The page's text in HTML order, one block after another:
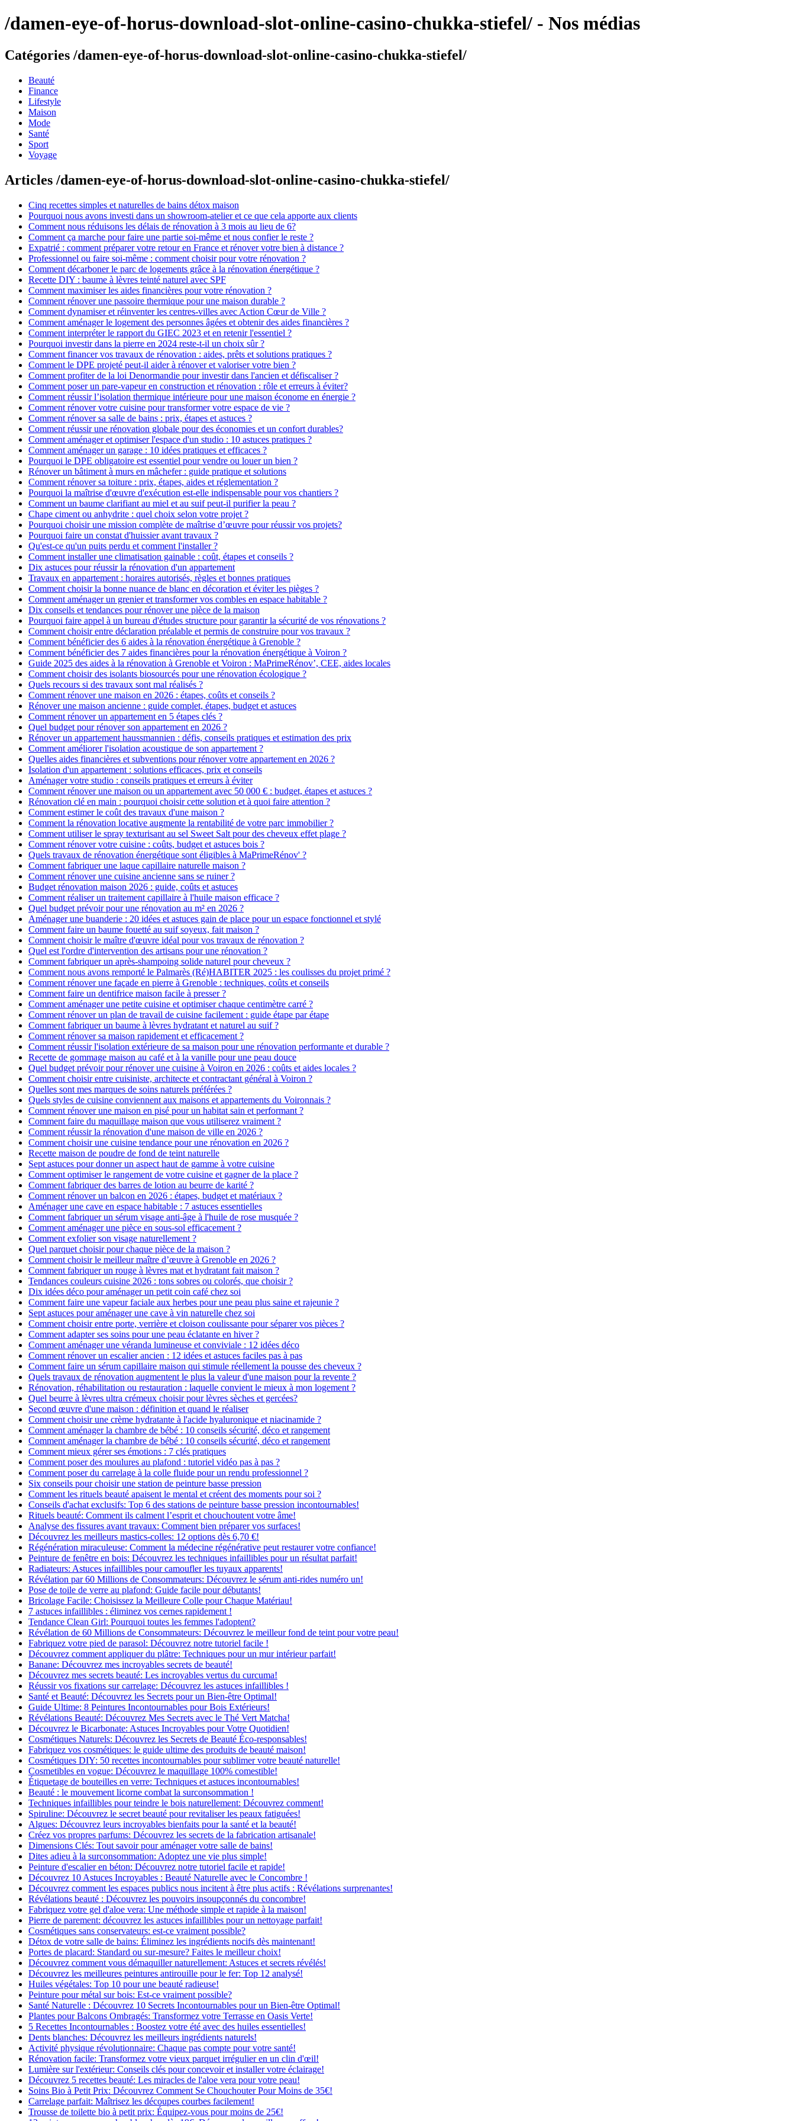
/damen-eye-of-horus-download-slot-online-casino-chukka-stiefel/ - Nos médias
Catégories /damen-eye-of-horus-download-slot-online-casino-chukka-stiefel/
Beauté
Finance
Lifestyle
Maison
Mode
Santé
Sport
Voyage
Articles /damen-eye-of-horus-download-slot-online-casino-chukka-stiefel/
Cinq recettes simples et naturelles de bains détox maison
Pourquoi nous avons investi dans un showroom-atelier et ce que cela apporte aux clients
Comment nous réduisons les délais de rénovation à 3 mois au lieu de 6?
Comment ça marche pour faire une partie soi-même et nous confier le reste ?
Expatrié : comment préparer votre retour en France et rénover votre bien à distance ?
Professionnel ou faire soi-même : comment choisir pour votre rénovation ?
Comment décarboner le parc de logements grâce à la rénovation énergétique ?
Recette DIY : baume à lèvres teinté naturel avec SPF
Comment maximiser les aides financières pour votre rénovation ?
Comment rénover une passoire thermique pour une maison durable ?
Comment dynamiser et réinventer les centres-villes avec Action Cœur de Ville ?
Comment aménager le logement des personnes âgées et obtenir des aides financières ?
Comment interpréter le rapport du GIEC 2023 et en retenir l'essentiel ?
Pourquoi investir dans la pierre en 2024 reste-t-il un choix sûr ?
Comment financer vos travaux de rénovation : aides, prêts et solutions pratiques ?
Comment le DPE projeté peut-il aider à rénover et valoriser votre bien ?
Comment profiter de la loi Denormandie pour investir dans l'ancien et défiscaliser ?
Comment poser un pare-vapeur en construction et rénovation : rôle et erreurs à éviter?
Comment réussir l’isolation thermique intérieure pour une maison économe en énergie ?
Comment rénover votre cuisine pour transformer votre espace de vie ?
Comment rénover sa salle de bains : prix, étapes et astuces ?
Comment réussir une rénovation globale pour des économies et un confort durables?
Comment aménager et optimiser l'espace d'un studio : 10 astuces pratiques ?
Comment aménager un garage : 10 idées pratiques et efficaces ?
Pourquoi le DPE obligatoire est essentiel pour vendre ou louer un bien ?
Rénover un bâtiment à murs en mâchefer : guide pratique et solutions
Comment rénover sa toiture : prix, étapes, aides et réglementation ?
Pourquoi la maîtrise d'œuvre d'exécution est-elle indispensable pour vos chantiers ?
Comment un baume clarifiant au miel et au suif peut-il purifier la peau ?
Chape ciment ou anhydrite : quel choix selon votre projet ?
Pourquoi choisir une mission complète de maîtrise d’œuvre pour réussir vos projets?
Pourquoi faire un constat d'huissier avant travaux ?
Qu'est-ce qu'un puits perdu et comment l'installer ?
Comment installer une climatisation gainable : coût, étapes et conseils ?
Dix astuces pour réussir la rénovation d'un appartement
Travaux en appartement : horaires autorisés, règles et bonnes pratiques
Comment choisir la bonne nuance de blanc en décoration et éviter les pièges ?
Comment aménager un grenier et transformer vos combles en espace habitable ?
Dix conseils et tendances pour rénover une pièce de la maison
Pourquoi faire appel à un bureau d'études structure pour garantir la sécurité de vos rénovations ?
Comment choisir entre déclaration préalable et permis de construire pour vos travaux ?
Comment bénéficier des 6 aides à la rénovation énergétique à Grenoble ?
Comment bénéficier des 7 aides financières pour la rénovation énergétique à Voiron ?
Guide 2025 des aides à la rénovation à Grenoble et Voiron : MaPrimeRénov’, CEE, aides locales
Comment choisir des isolants biosourcés pour une rénovation écologique ?
Quels recours si des travaux sont mal réalisés ?
Comment rénover une maison en 2026 : étapes, coûts et conseils ?
Rénover une maison ancienne : guide complet, étapes, budget et astuces
Comment rénover un appartement en 5 étapes clés ?
Quel budget pour rénover son appartement en 2026 ?
Rénover un appartement haussmannien : défis, conseils pratiques et estimation des prix
Comment améliorer l'isolation acoustique de son appartement ?
Quelles aides financières et subventions pour rénover votre appartement en 2026 ?
Isolation d'un appartement : solutions efficaces, prix et conseils
Aménager votre studio : conseils pratiques et erreurs à éviter
Comment rénover une maison ou un appartement avec 50 000 € : budget, étapes et astuces ?
Rénovation clé en main : pourquoi choisir cette solution et à quoi faire attention ?
Comment estimer le coût des travaux d'une maison ?
Comment la rénovation locative augmente la rentabilité de votre parc immobilier ?
Comment utiliser le spray texturisant au sel Sweet Salt pour des cheveux effet plage ?
Comment rénover votre cuisine : coûts, budget et astuces bois ?
Quels travaux de rénovation énergétique sont éligibles à MaPrimeRénov' ?
Comment fabriquer une laque capillaire naturelle maison ?
Comment rénover une cuisine ancienne sans se ruiner ?
Budget rénovation maison 2026 : guide, coûts et astuces
Comment réaliser un traitement capillaire à l'huile maison efficace ?
Quel budget prévoir pour une rénovation au m² en 2026 ?
Aménager une buanderie : 20 idées et astuces gain de place pour un espace fonctionnel et stylé
Comment faire un baume fouetté au suif soyeux, fait maison ?
Comment choisir le maître d'œuvre idéal pour vos travaux de rénovation ?
Quel est l'ordre d'intervention des artisans pour une rénovation ?
Comment fabriquer un après-shampoing solide naturel pour cheveux ?
Comment nous avons remporté le Palmarès (Ré)HABITER 2025 : les coulisses du projet primé ?
Comment rénover une façade en pierre à Grenoble : techniques, coûts et conseils
Comment faire un dentifrice maison facile à presser ?
Comment aménager une petite cuisine et optimiser chaque centimètre carré ?
Comment rénover un plan de travail de cuisine facilement : guide étape par étape
Comment fabriquer un baume à lèvres hydratant et naturel au suif ?
Comment rénover sa maison rapidement et efficacement ?
Comment réussir l'isolation extérieure de sa maison pour une rénovation performante et durable ?
Recette de gommage maison au café et à la vanille pour une peau douce
Quel budget prévoir pour rénover une cuisine à Voiron en 2026 : coûts et aides locales ?
Comment choisir entre cuisiniste, architecte et contractant général à Voiron ?
Quelles sont mes marques de soins naturels préférées ?
Quels styles de cuisine conviennent aux maisons et appartements du Voironnais ?
Comment rénover une maison en pisé pour un habitat sain et performant ?
Comment faire du maquillage maison que vous utiliserez vraiment ?
Comment réussir la rénovation d'une maison de ville en 2026 ?
Comment choisir une cuisine tendance pour une rénovation en 2026 ?
Recette maison de poudre de fond de teint naturelle
Sept astuces pour donner un aspect haut de gamme à votre cuisine
Comment optimiser le rangement de votre cuisine et gagner de la place ?
Comment fabriquer des barres de lotion au beurre de karité ?
Comment rénover un balcon en 2026 : étapes, budget et matériaux ?
Aménager une cave en espace habitable : 7 astuces essentielles
Comment fabriquer un sérum visage anti-âge à l'huile de rose musquée ?
Comment aménager une pièce en sous-sol efficacement ?
Comment exfolier son visage naturellement ?
Quel parquet choisir pour chaque pièce de la maison ?
Comment choisir le meilleur maître d’œuvre à Grenoble en 2026 ?
Comment fabriquer un rouge à lèvres mat et hydratant fait maison ?
Tendances couleurs cuisine 2026 : tons sobres ou colorés, que choisir ?
Dix idées déco pour aménager un petit coin café chez soi
Comment faire une vapeur faciale aux herbes pour une peau plus saine et rajeunie ?
Sept astuces pour aménager une cave à vin naturelle chez soi
Comment choisir entre porte, verrière et cloison coulissante pour séparer vos pièces ?
Comment adapter ses soins pour une peau éclatante en hiver ?
Comment aménager une véranda lumineuse et conviviale : 12 idées déco
Comment rénover un escalier ancien : 12 idées et astuces faciles pas à pas
Comment faire un sérum capillaire maison qui stimule réellement la pousse des cheveux ?
Quels travaux de rénovation augmentent le plus la valeur d'une maison pour la revente ?
Rénovation, réhabilitation ou restauration : laquelle convient le mieux à mon logement ?
Quel beurre à lèvres ultra crémeux choisir pour lèvres sèches et gercées?
Second œuvre d'une maison : définition et quand le réaliser
Comment choisir une crème hydratante à l'acide hyaluronique et niacinamide ?
Comment aménager la chambre de bébé : 10 conseils sécurité, déco et rangement
Comment aménager la chambre de bébé : 10 conseils sécurité, déco et rangement
Comment mieux gérer ses émotions : 7 clés pratiques
Comment poser des moulures au plafond : tutoriel vidéo pas à pas ?
Comment poser du carrelage à la colle fluide pour un rendu professionnel ?
Six conseils pour choisir une station de peinture basse pression
Comment les rituels beauté apaisent le mental et créent des moments pour soi ?
Conseils d'achat exclusifs: Top 6 des stations de peinture basse pression incontournables!
Rituels beauté: Comment ils calment l’esprit et chouchoutent votre âme!
Analyse des fissures avant travaux: Comment bien préparer vos surfaces!
Découvrez les meilleurs mastics-colles: 12 options dès 6,70 €!
Régénération miraculeuse: Comment la médecine régénérative peut restaurer votre confiance!
Peinture de fenêtre en bois: Découvrez les techniques infaillibles pour un résultat parfait!
Radiateurs: Astuces infaillibles pour camoufler les tuyaux apparents!
Révélation par 60 Millions de Consommateurs: Découvrez le sérum anti-rides numéro un!
Pose de toile de verre au plafond: Guide facile pour débutants!
Bricolage Facile: Choisissez la Meilleure Colle pour Chaque Matériau!
7 astuces infaillibles : éliminez vos cernes rapidement !
Tendance Clean Girl: Pourquoi toutes les femmes l'adoptent?
Révélation de 60 Millions de Consommateurs: Découvrez le meilleur fond de teint pour votre peau!
Fabriquez votre pied de parasol: Découvrez notre tutoriel facile !
Découvrez comment appliquer du plâtre: Techniques pour un mur intérieur parfait!
Banane: Découvrez mes incroyables secrets de beauté!
Découvrez mes secrets beauté: Les incroyables vertus du curcuma!
Réussir vos fixations sur carrelage: Découvrez les astuces infaillibles !
Santé et Beauté: Découvrez les Secrets pour un Bien-être Optimal!
Guide Ultime: 8 Peintures Incontournables pour Bois Extérieurs!
Révélations Beauté: Découvrez Mes Secrets avec le Thé Vert Matcha!
Découvrez le Bicarbonate: Astuces Incroyables pour Votre Quotidien!
Cosmétiques Naturels: Découvrez les Secrets de Beauté Éco-responsables!
Fabriquez vos cosmétiques: le guide ultime des produits de beauté maison!
Cosmétiques DIY: 50 recettes incontournables pour sublimer votre beauté naturelle!
Cosmetibles en vogue: Découvrez le maquillage 100% comestible!
Étiquetage de bouteilles en verre: Techniques et astuces incontournables!
Beauté : le mouvement licorne combat la surconsommation !
Techniques infaillibles pour teindre le bois naturellement: Découvrez comment!
Spiruline: Découvrez le secret beauté pour revitaliser les peaux fatiguées!
Algues: Découvrez leurs incroyables bienfaits pour la santé et la beauté!
Créez vos propres parfums: Découvrez les secrets de la fabrication artisanale!
Dimensions Clés: Tout savoir pour aménager votre salle de bains!
Dites adieu à la surconsommation: Adoptez une vie plus simple!
Peinture d'escalier en béton: Découvrez notre tutoriel facile et rapide!
Découvrez 10 Astuces Incroyables : Beauté Naturelle avec le Concombre !
Découvrez comment les espaces publics nous incitent à être plus actifs : Révélations surprenantes!
Révélations beauté : Découvrez les pouvoirs insoupçonnés du concombre!
Fabriquez votre gel d'aloe vera: Une méthode simple et rapide à la maison!
Pierre de parement: découvrez les astuces infaillibles pour un nettoyage parfait!
Cosmétiques sans conservateurs: est-ce vraiment possible?
Détox de votre salle de bains: Éliminez les ingrédients nocifs dès maintenant!
Portes de placard: Standard ou sur-mesure? Faites le meilleur choix!
Découvrez comment vous démaquiller naturellement: Astuces et secrets révélés!
Découvrez les meilleures peintures antirouille pour le fer: Top 12 analysé!
Huiles végétales: Top 10 pour une beauté radieuse!
Peinture pour métal sur bois: Est-ce vraiment possible?
Santé Naturelle : Découvrez 10 Secrets Incontournables pour un Bien-être Optimal!
Plantes pour Balcons Ombragés: Transformez votre Terrasse en Oasis Verte!
5 Recettes Incontournables : Boostez votre été avec des huiles essentielles!
Dents blanches: Découvrez les meilleurs ingrédients naturels!
Activité physique révolutionnaire: Chaque pas compte pour votre santé!
Rénovation facile: Transformez votre vieux parquet irrégulier en un clin d'œil!
Lumière sur l'extérieur: Conseils clés pour concevoir et installer votre éclairage!
Découvrez 5 recettes beauté: Les miracles de l'aloe vera pour votre peau!
Soins Bio à Petit Prix: Découvrez Comment Se Chouchouter Pour Moins de 35€!
Carrelage parfait: Maîtrisez les découpes courbes facilement!
Trousse de toilette bio à petit prix: Équipez-vous pour moins de 25€!